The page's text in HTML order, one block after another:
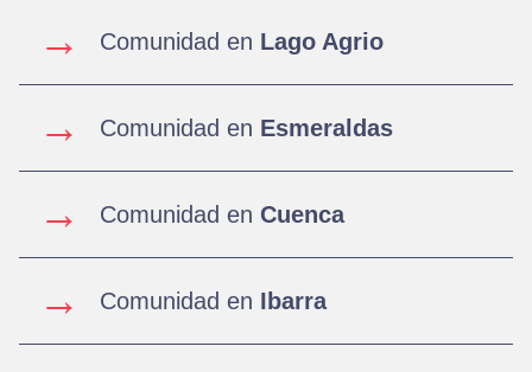
→ Comunidad en Lago Agrio
→ Comunidad en Esmeraldas
→ Comunidad en Cuenca
→ Comunidad en Ibarra